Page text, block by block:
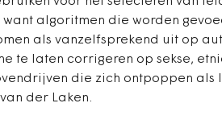
algoritmen die worden
als vanzelfsprekend uit op
te laten corrigeren op sekse,
die zich ontpoppen als
der Laken.